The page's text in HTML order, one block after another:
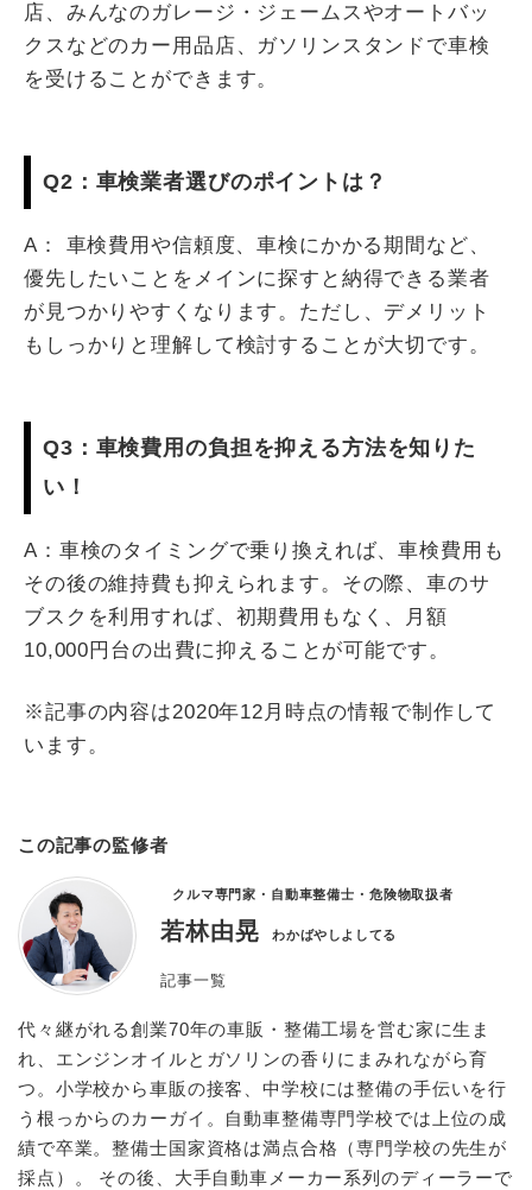
店、みんなのガレージ・ジェームスやオートバッ
クスなどのカー用品店、ガソリンスタンドで車検
を受けることができます。
Q2：車検業者選びのポイントは？
A： 車検費用や信頼度、車検にかかる期間など、
優先したいことをメインに探すと納得できる業者
が見つかりやすくなります。ただし、デメリット
もしっかりと理解して検討することが大切です。
Q3：車検費用の負担を抑える方法を知りた
い！
A：車検のタイミングで乗り換えれば、車検費用も
その後の維持費も抑えられます。その際、車のサ
ブスクを利用すれば、初期費用もなく、月額
10,000円台の出費に抑えることが可能です。
※記事の内容は2020年12月時点の情報で制作して
います。
この記事の監修者
クルマ専門家・自動車整備士・危険物取扱者
若林由晃 わかばやしよしてる
記事一覧
代々継がれる創業70年の車販・整備工場を営む家に生ま
れ、エンジンオイルとガソリンの香りにまみれながら育
つ。小学校から車販の接客、中学校には整備の手伝いを行
う根っからのカーガイ。自動車整備専門学校では上位の成
績で卒業。整備士国家資格は満点合格（専門学校の先生が
採点）。 その後、大手自動車メーカー系列のディーラーで